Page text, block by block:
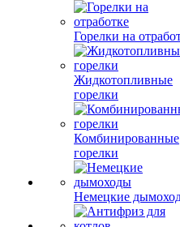
Горелки на
Жидкотопливные
горелки
Комбинированные
горелки
Немецкие